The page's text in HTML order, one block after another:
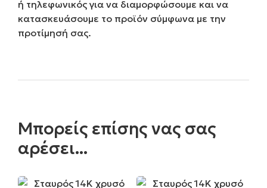
ή τηλεφωνικός για να διαμορφώσουμε και να
κατασκευάσουμε το προϊόν σύμφωνα με την
προτίμησή σας.
Μπορείς επίσης νας σας
αρέσει...